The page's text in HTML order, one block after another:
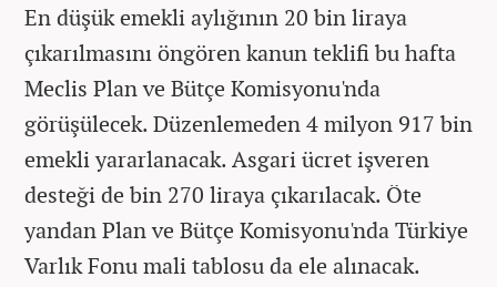
En düşük emekli aylığının 20 bin liraya
çıkarılmasını öngören kanun teklifi bu hafta
Meclis Plan ve Bütçe Komisyonu'nda
görüşülecek. Düzenlemeden 4 milyon 917 bin
emekli yararlanacak. Asgari ücret işveren
desteği de bin 270 liraya çıkarılacak. Öte
yandan Plan ve Bütçe Komisyonu'nda Türkiye
Varlık Fonu mali tablosu da ele alınacak.